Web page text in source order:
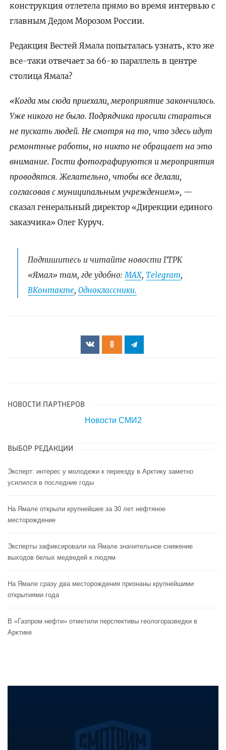
конструкция отлетела прямо во время интервью с
главным Дедом Морозом России.
Редакция Вестей Ямала попыталась узнать, кто же
все-таки отвечает за 66-ю параллель в центре
столица Ямала?
«Когда мы сюда приехали, мероприятие закончилось.
Уже никого не было. Подрядчика просили стараться
не пускать людей. Не смотря на то, что здесь идут
ремонтные работы, но никто не обращает на это
внимание. Гости фотографируются и мероприятия
проводятся. Желательно, чтобы все делали,
согласовав с муниципальным учреждением», —
сказал генеральный директор «Дирекции единого
заказчика» Олег Куруч.
Подпишитесь и читайте новости ГТРК
«Ямал» там, где удобно:МАХ, Telegram,
ВКонтакте, Одноклассники.
НОВОСТИ ПАРТНЕРОВ
Новости СМИ2
ВЫБОР РЕДАКЦИИ
Эксперт: интерес у молодежи к переезду в Арктику заметно
усилился в последние годы
На Ямале открыли крупнейшее за 30 лет нефтяное
месторождение
Эксперты зафиксировали на Ямале значительное снижение
выходов белых медведей к людям
На Ямале сразу два месторождения признаны крупнейшими
открытиями года
В «Газпром нефти» отметили перспективы геологоразведки в
Арктике